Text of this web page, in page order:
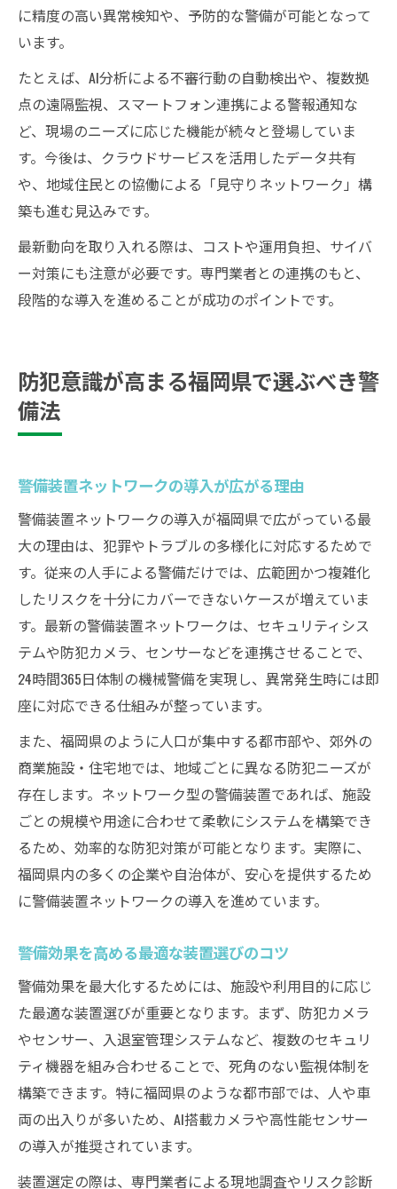
に精度の高い異常検知や、予防的な警備が可能となって
います。
たとえば、AI分析による不審行動の自動検出や、複数拠
点の遠隔監視、スマートフォン連携による警報通知な
ど、現場のニーズに応じた機能が続々と登場していま
す。今後は、クラウドサービスを活用したデータ共有
や、地域住民との協働による「見守りネットワーク」構
築も進む見込みです。
最新動向を取り入れる際は、コストや運用負担、サイバ
ー対策にも注意が必要です。専門業者との連携のもと、
段階的な導入を進めることが成功のポイントです。
防犯意識が高まる福岡県で選ぶべき警
備法
警備装置ネットワークの導入が広がる理由
警備装置ネットワークの導入が福岡県で広がっている最
大の理由は、犯罪やトラブルの多様化に対応するためで
す。従来の人手による警備だけでは、広範囲かつ複雑化
したリスクを十分にカバーできないケースが増えていま
す。最新の警備装置ネットワークは、セキュリティシス
テムや防犯カメラ、センサーなどを連携させることで、
24時間365日体制の機械警備を実現し、異常発生時には即
座に対応できる仕組みが整っています。
また、福岡県のように人口が集中する都市部や、郊外の
商業施設・住宅地では、地域ごとに異なる防犯ニーズが
存在します。ネットワーク型の警備装置であれば、施設
ごとの規模や用途に合わせて柔軟にシステムを構築でき
るため、効率的な防犯対策が可能となります。実際に、
福岡県内の多くの企業や自治体が、安心を提供するため
に警備装置ネットワークの導入を進めています。
警備効果を高める最適な装置選びのコツ
警備効果を最大化するためには、施設や利用目的に応じ
た最適な装置選びが重要となります。まず、防犯カメラ
やセンサー、入退室管理システムなど、複数のセキュリ
ティ機器を組み合わせることで、死角のない監視体制を
構築できます。特に福岡県のような都市部では、人や車
両の出入りが多いため、AI搭載カメラや高性能センサー
の導入が推奨されています。
装置選定の際は、専門業者による現地調査やリスク診断